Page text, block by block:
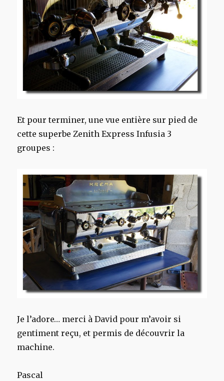
Et pour terminer, une vue entière sur pied de
cette superbe Zenith Express Infusia 3
groupes :
Je l’adore… merci à David pour m’avoir si
gentiment reçu, et permis de découvrir la
machine.
Pascal